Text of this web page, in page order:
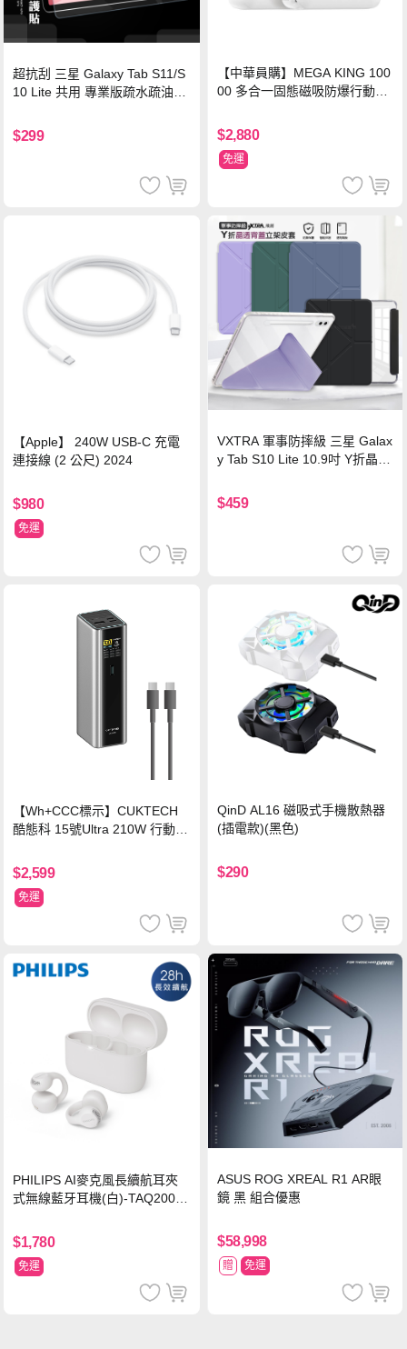
超抗刮 三星 Galaxy Tab S11/S
10 Lite 共用 專業版疏水疏油9H
$299
【中華員購】MEGA KING 100
00 多合一固態磁吸防爆行動電
$2,880
免運
【Apple】 240W USB-C 充電
連接線 (2 公尺) 2024
$980
免運
VXTRA 軍事防摔級 三星 Galax
y Tab S10 Lite 10.9吋 Y折晶透
$459
【Wh+CCC標示】CUKTECH
酷態科 15號Ultra 210W 行動電
$2,599
免運
QinD AL16 磁吸式手機散熱器
(插電款)(黑色)
$290
PHILIPS AI麥克風長續航耳夾
式無線藍牙耳機(白)-TAQ2000
$1,780
免運
ASUS ROG XREAL R1 AR眼
鏡 黑 組合優惠
$58,998
贈 免運